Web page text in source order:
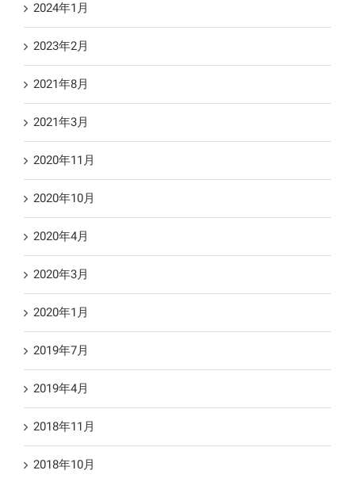
2024年1月
2023年2月
2021年8月
2021年3月
2020年11月
2020年10月
2020年4月
2020年3月
2020年1月
2019年7月
2019年4月
2018年11月
2018年10月